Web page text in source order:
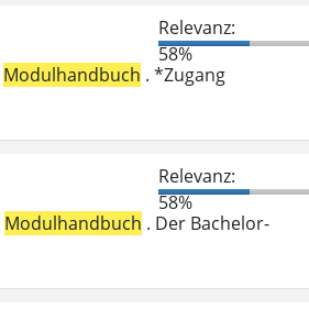
Relevanz:
58%
Modulhandbuch . *Zugang
Relevanz:
58%
Modulhandbuch . Der Bachelor-